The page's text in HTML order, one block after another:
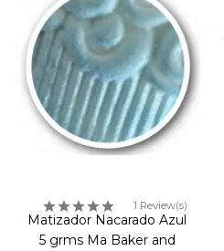
1 Review(s)
Matizador Nacarado Azul
5 grms Ma Baker and